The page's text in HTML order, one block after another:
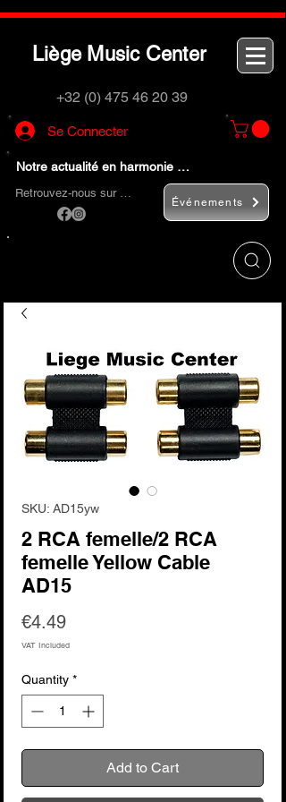
Liège M usic Center
+32 (0) 475 46 20 39
Se Connecter
Notre actualité en harmonie …
Retrouvez-nous sur …
Événements
SKU: AD15yw
2 RCA femelle/2 RCA
femelle Yellow Cable
AD15
€4.49Price
VAT Included
Quantity *
Add to Cart